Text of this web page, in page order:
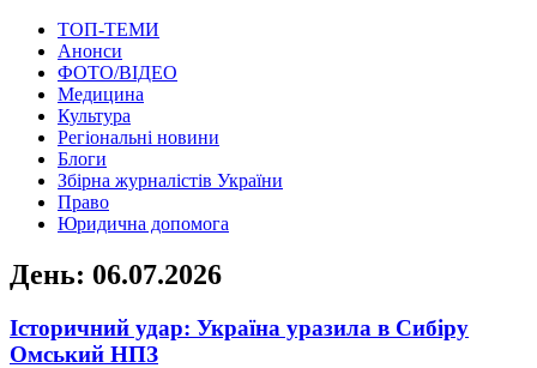
ТОП-ТЕМИ
Анонси
ФОТО/ВІДЕО
Медицина
Культура
Регіональні новини
Блоги
Збірна журналістів України
Право
Юридична допомога
День: 06.07.2026
Історичний удар: Україна уразила в Сибіру
Омський НПЗ